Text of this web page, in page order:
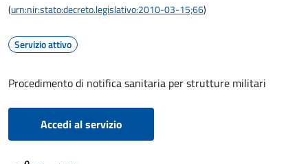
(urn:nir:stato:decreto.legislativo:2010-03-15;66)
Servizio attivo
Procedimento di notifica sanitaria per strutture militari
Accedi al servizio